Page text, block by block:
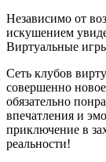
Независимо от
искушением
Виртуальные
Сеть клубов
совершенно
обязательно
впечатления и
приключение в
реальности!